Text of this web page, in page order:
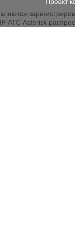
IP АТС Asterisk